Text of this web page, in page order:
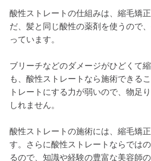
酸性ストレートの仕組みは、縮毛矯
だ、髪と同じ酸性の薬剤を使うので
っています。
ブリーチなどのダメージがひどくて
も、酸性ストレートなら施術できる
トレートにする力が弱いので、物足
しれません。
酸性ストレートの施術には、縮毛矯
す。さらに酸性ストレートならでは
るので、知識や経験の豊富な美容師